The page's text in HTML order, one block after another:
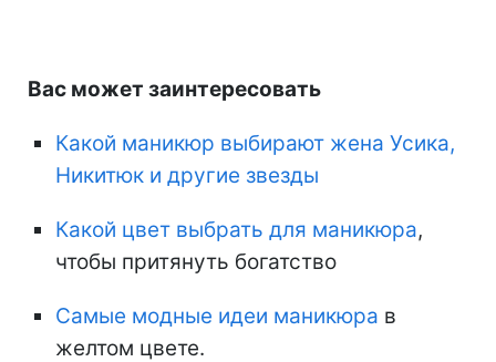
Вас может заинтересовать
Какой маникюр выбирают жена Усика,
Никитюк и другие звезды
Какой цвет выбрать для маникюра,
чтобы притянуть богатство
Самые модные идеи маникюра в
желтом цвете.